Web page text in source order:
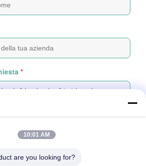
*
10:01 AM
are you looking for?